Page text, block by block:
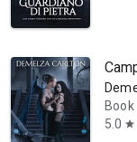
in tutto il
Book
5.0 star